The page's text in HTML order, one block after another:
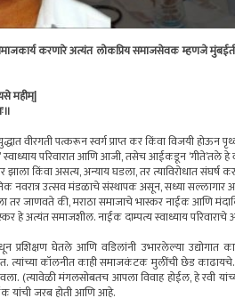
समाजकार्य करणारे अत्यंत लोकप्रिय समाजसेवक म्हणजे
महीम्‌‍|
वीरगती पत्करून स्वर्ग प्राप्त कर किंवा विजयी
स्वाध्याय परिवारात आणि आजी, तसेच आईकडून
झाला किंवा असत्य, अन्याय घडला, तर त्याविरोधात
नवरात्र उत्सव मंडळाचे संस्थापक असून, सध्या सल्लागार
तर जाणवते की, मराठा समाजाचे भास्कर नाईक आणि
हे अत्यंत समाजशील. नाईक दाम्पत्य स्वाध्याय परिवाराचे
प्रशिक्षण घेतले आणि वडिलांनी उभारलेल्या
कॉलनीत काही समाजकंटक मुलींची छेड काढायचे.
(त्यावेळी मंगलसोबतच आपला विवाह होईल, हे रवी
यांची जरब होती आणि आहे.